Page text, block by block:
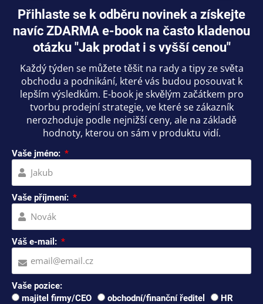
Přihlaste se k odběru novinek a získejte
navíc ZDARMA e-book na často kladenou
otázku "Jak prodat i s vyšší cenou"
Každý týden se můžete těšit na rady a tipy ze světa
obchodu a podnikání, které vás budou posouvat k
lepším výsledkům. E-book je skvělým začátkem pro
tvorbu prodejní strategie, ve které se zákazník
nerozhoduje podle nejnižší ceny, ale na základě
hodnoty, kterou on sám v produktu vidí.
Vaše jméno:
Vaše příjmení:
Váš e-mail:
Vaše pozice:
majitel firmy/CEO
obchodní/finanční ředitel
HR